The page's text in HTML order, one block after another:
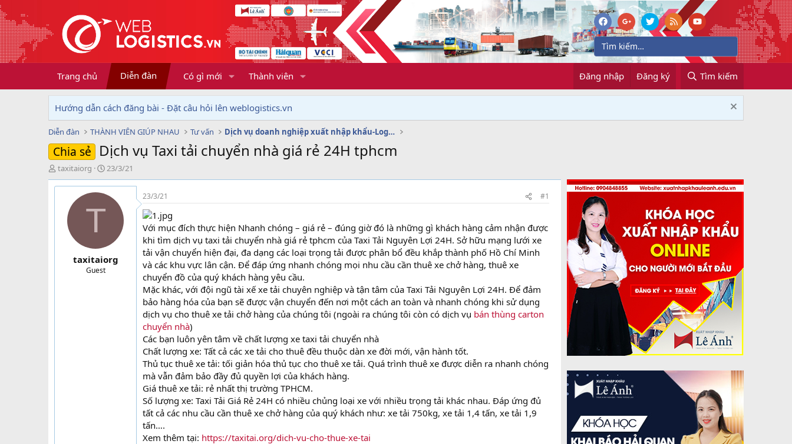
Trang chủ Diễn đàn Có gì mới Thành viên Đăng nhập Đăng ký Tìm kiếm
Hướng dẫn cách đăng bài - Đặt câu hỏi lên weblogistics.vn
Diễn đàn THÀNH VIÊN GIÚP NHAU Tư vấn Dịch vụ doanh nghiệp xuất nhập khẩu-Logistics
Chia sẻ Dịch vụ Taxi tải chuyển nhà giá rẻ 24H tphcm
T
h
r
taxitaiorg
N
g
à
y
23/3/21
T
taxitaiorg
Guest
23/3/21 #1
Với mục đích thực hiện Nhanh chóng – giá rẻ – đúng giờ đó là những gì khách hàng cảm nhận được
khi tìm dịch vụ taxi tải chuyển nhà giá rẻ tphcm của Taxi Tải Nguyên Lợi 24H. Sở hữu mạng lưới xe
tải vận chuyển hiện đại, đa dạng các loại trọng tải được phân bổ đều khắp thành phố Hồ Chí Minh
và các khu vực lân cận. Để đáp ứng nhanh chóng mọi nhu cầu cần thuê xe chở hàng, thuê xe
chuyển đồ của quý khách hàng yêu cầu.
Mặc khác, với đội ngũ tài xế xe tải chuyên nghiệp và tận tâm của Taxi Tải Nguyên Lợi 24H. Để đảm
bảo hàng hóa của bạn sẽ được vận chuyển đến nơi một cách an toàn và nhanh chóng khi sử dụng
dịch vụ cho thuê xe tải chở hàng của chúng tôi (ngoài ra chúng tôi còn có dịch vụ bán thùng carton
chuyển nhà)
Các bạn luôn yên tâm về chất lượng xe taxi tải chuyển nhà
Chất lượng xe: Tất cả các xe tải cho thuê đều thuộc dàn xe đời mới, vận hành tốt.
Thủ tục thuê xe tải: tối giản hóa thủ tục cho thuê xe tải. Quá trình thuê xe được diễn ra nhanh chóng
mà vẫn đảm bảo đầy đủ quyền lợi của khách hàng.
Giá thuê xe tải: rẻ nhất thị trường TPHCM.
Số lượng xe: Taxi Tải Giá Rẻ 24H có nhiều chủng loại xe với nhiều trọng tải khác nhau. Đáp ứng đủ
tất cả các nhu cầu cần thuê xe chở hàng của quý khách như: xe tải 750kg, xe tải 1,4 tấn, xe tải 1,9
tấn….
Xem thêm tại: https://taxitai.org/dich-vu-cho-thue-xe-tai